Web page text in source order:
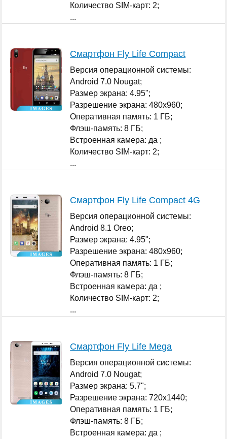
Количество SIM-карт: 2;
...
Смартфон Fly Life Compact
Версия операционной системы:
Android 7.0 Nougat;
Размер экрана: 4.95";
Разрешение экрана: 480x960;
Оперативная память: 1 ГБ;
Флэш-память: 8 ГБ;
Встроенная камера: да ;
Количество SIM-карт: 2;
...
Смартфон Fly Life Compact 4G
Версия операционной системы:
Android 8.1 Oreo;
Размер экрана: 4.95";
Разрешение экрана: 480x960;
Оперативная память: 1 ГБ;
Флэш-память: 8 ГБ;
Встроенная камера: да ;
Количество SIM-карт: 2;
...
Смартфон Fly Life Mega
Версия операционной системы:
Android 7.0 Nougat;
Размер экрана: 5.7";
Разрешение экрана: 720x1440;
Оперативная память: 1 ГБ;
Флэш-память: 8 ГБ;
Встроенная камера: да ;